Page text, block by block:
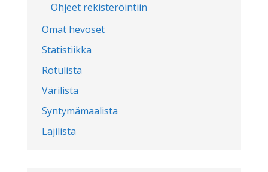
Ohjeet rekisteröintiin
Omat hevoset
Statistiikka
Rotulista
Värilista
Syntymämaalista
Lajilista